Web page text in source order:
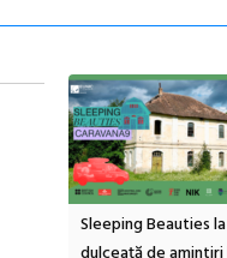
Sleeping Beauties